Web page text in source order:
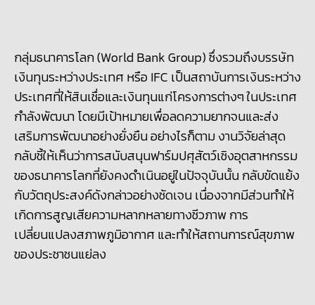
กลุ่มธนาคารโลก (World Bank Group) ซึ่งรวมถึงบรรษัท
เงินทุนระหว่างประเทศ หรือ IFC เป็นสถาบันการเงินระหว่าง
ประเทศที่ให้สินเชื่อและเงินทุนแก่โครงการต่างๆ ในประเทศ
กำลังพัฒนา โดยมีเป้าหมายเพื่อลดความยากจนและส่ง
เสริมการพัฒนาอย่างยั่งยืน อย่างไรก็ตาม งานวิจัยล่าสุด
กลับชี้ให้เห็นว่าการสนับสนุนฟาร์มปศุสัตว์เชิงอุตสาหกรรม
ของธนาคารโลกที่ยังคงดำเนินอยู่ในปัจจุบันนั้น กลับขัดแย้ง
กับวัตถุประสงค์ดังกล่าวอย่างชัดเจน เนื่องจากมีส่วนทำให้
เกิดการสูญเสียความหลากหลายทางชีวภาพ การ
เปลี่ยนแปลงสภาพภูมิอากาศ และทำให้สถานการณ์สุขภาพ
ของประชาชนแย่ลง